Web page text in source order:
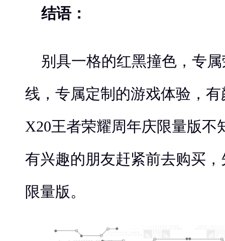
结语：
别具一格的红黑撞色，专
线，专属定制的游戏体验，
X20王者荣耀周年庆限量版不
有兴趣的朋友赶紧前去购买
限量版。